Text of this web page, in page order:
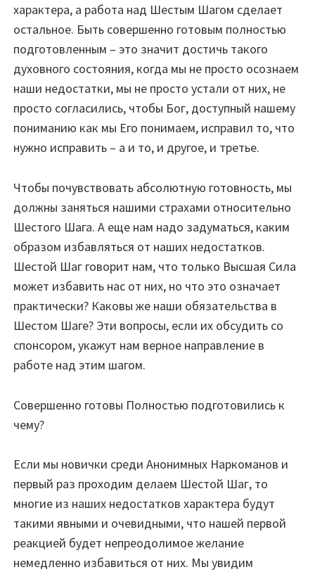
характера, а работа над Шестым Шагом сделает
остальное. Быть совершенно готовым полностью
подготовленным – это значит достичь такого
духовного состояния, когда мы не просто осознаем
наши недостатки, мы не просто устали от них, не
просто согласились, чтобы Бог, доступный нашему
пониманию как мы Его понимаем, исправил то, что
нужно исправить – а и то, и другое, и третье.
Чтобы почувствовать абсолютную готовность, мы
должны заняться нашими страхами относительно
Шестого Шага. А еще нам надо задуматься, каким
образом избавляться от наших недостатков.
Шестой Шаг говорит нам, что только Высшая Сила
может избавить нас от них, но что это означает
практически? Каковы же наши обязательства в
Шестом Шаге? Эти вопросы, если их обсудить со
спонсором, укажут нам верное направление в
работе над этим шагом.
Совершенно готовы Полностью подготовились к
чему?
Если мы новички среди Анонимных Наркоманов и
первый раз проходим делаем Шестой Шаг, то
многие из наших недостатков характера будут
такими явными и очевидными, что нашей первой
реакцией будет непреодолимое желание
немедленно избавиться от них. Мы увидим